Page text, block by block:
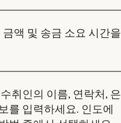
금액 및 송금 소요 시간을
수취인의 이름, 연락처, 은
를 입력하세요. 인도에